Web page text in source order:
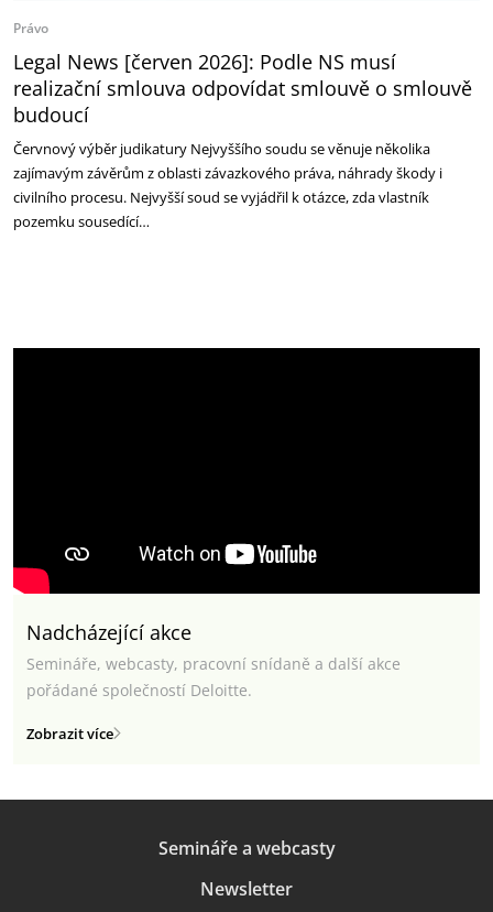
Právo
Legal News [červen 2026]: Podle NS musí
realizační smlouva odpovídat smlouvě o smlouvě
budoucí
Červnový výběr judikatury Nejvyššího soudu se věnuje několika
zajímavým závěrům z oblasti závazkového práva, náhrady škody i
civilního procesu. Nejvyšší soud se vyjádřil k otázce, zda vlastník
pozemku sousedící…
Nadcházející akce
Semináře, webcasty, pracovní snídaně a další akce
pořádané společností Deloitte.
Zobrazit více
Semináře a webcasty
Newsletter